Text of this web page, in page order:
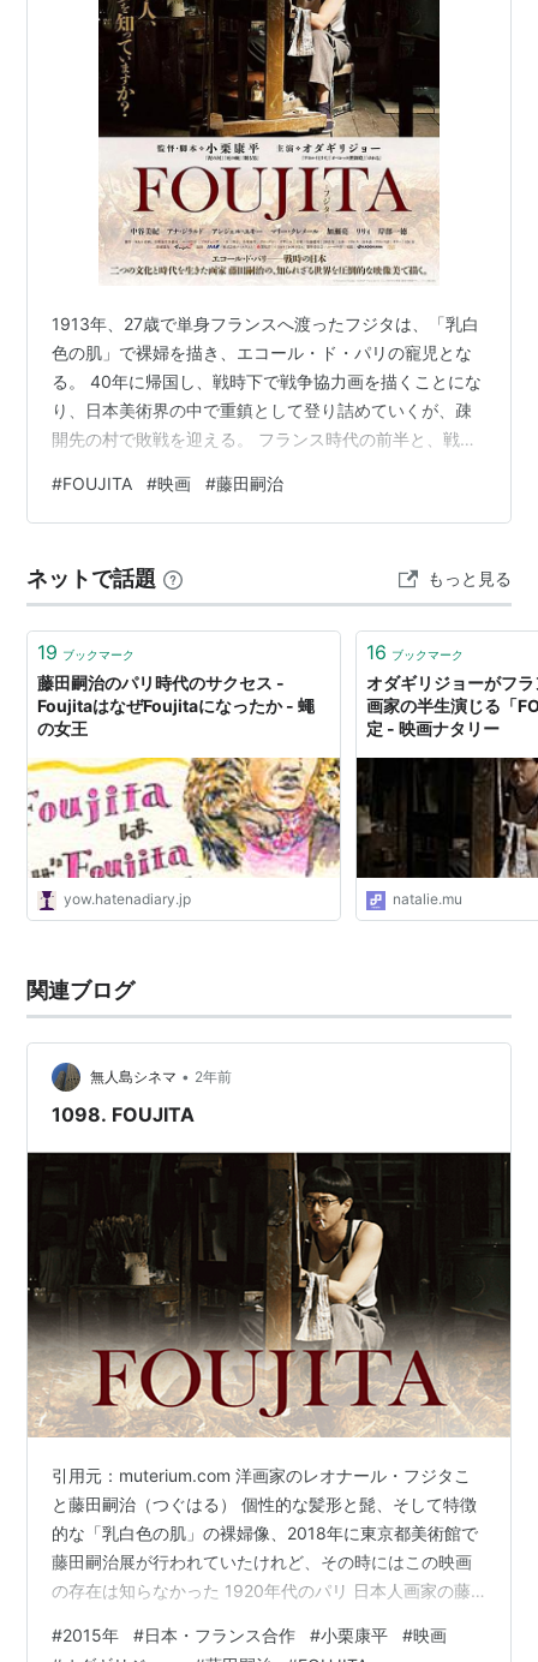
1913年、27歳で単身フランスへ渡ったフジタは、「乳白
色の肌」で裸婦を描き、エコール・ド・パリの寵児とな
る。 40年に帰国し、戦時下で戦争協力画を描くことにな
り、日本美術界の中で重鎮として登り詰めていくが、疎
開先の村で敗戦を迎える。 フランス時代の前半と、戦時
映画です。 特にラストは、これで終わるか！？というよ
うな含み。 専門的な事はわかりませんが、映画でもなん
よね。 ただ、後半は嫌いな映画ではありませんでした。
観てない方には言わない方がいいので、興味のある方は
ユーネクストで配信しています。…
#FOUJITA #映画 #藤田嗣治
ネットで話題 もっと見る
19 ブックマーク
藤田嗣治のパリ時代のサクセス -
FoujitaはなぜFoujitaになったか - 蠅
の女王
yow.hatenadiary.jp
16 ブックマーク
オダギリジョーがフ
画家の半生演じる「
定 - 映画ナタリー
natalie.mu
関連ブログ
無人島シネマ • 2年前
1098. FOUJITA
引用元：muterium.com 洋画家のレオナール・フジタこ
と藤田嗣治（つぐはる） 個性的な髪形と髭、そして特徴
的な「乳白色の肌」の裸婦像、2018年に東京都美術館で
藤田嗣治展が行われていたけれど、その時にはこの映画
の存在は知らなかった 1920年代のパリ 日本人画家の藤
モデル仲間との乱痴気騒ぎに明け暮れながらも、その絵
#2015年 #日本・フランス合作 #小栗康平 #映画